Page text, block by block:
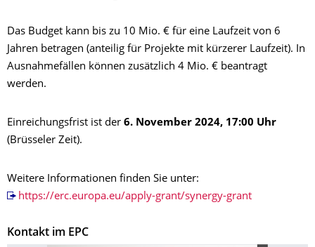
Das Budget kann bis zu 10 Mio. € für eine Laufzeit von 6
Jahren betragen (anteilig für Projekte mit kürzerer Laufzeit). In
Ausnahmefällen können zusätzlich 4 Mio. € beantragt
werden.
Einreichungsfrist ist der 6. November 2024, 17:00 Uhr
(Brüsseler Zeit).
Weitere Informationen finden Sie unter:
https://erc.europa.eu/apply-grant/synergy-grant
Kontakt im EPC